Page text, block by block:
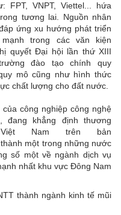
FPT, VNPT, Viettel... hứa
tương lai. Nguồn nhân
ứng xu hướng phát triển
trong các văn kiện
quyết Đại hội lần thứ XIII
đào tạo chính quy
mô cũng như hình thức
chất lượng cho đất nước.
công nghiệp công nghệ
khẳng định thương
Nam trên bản
một trong những nước
số một về ngành dịch vụ
nhất khu vực Đông Nam
thành ngành kinh tế mũi